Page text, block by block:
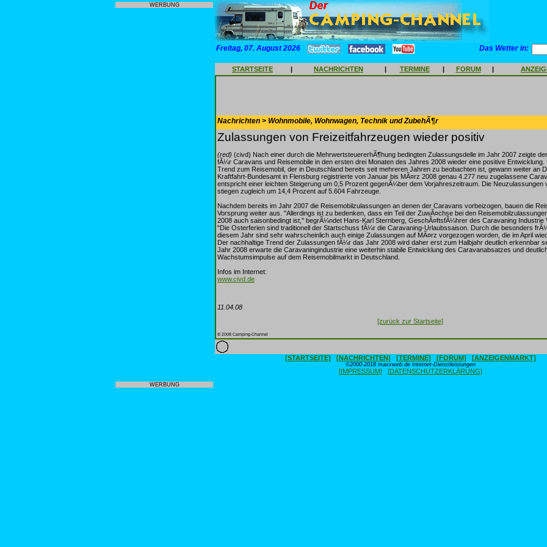
WERBUNG
WERBUNG
Freitag, 07. August 2026 Das Wetter in:
STARTSEITE | NACHRICHTEN | TERMINE | FORUM |
Nachrichten > Wohnmobile, Wohnwagen, Technik und ZubehÃ¶r
Zulassungen von Freizeitfahrzeugen wieder positiv
(red) (civd) Nach einer durch die MehrwertsteuererhÃ¶hung bedingten Zulassungsdelle im Jahr 2007 zeigte
fÃ¼r Caravans und Reisemobile in den ersten drei Monaten des Jahres 2008 wieder eine positive Entwicklung.
Trend zum Reisemobil, der in Deutschland bereits seit mehreren Jahren zu beobachten ist, gewann weiter an
Kraftfahrt-Bundesamt in Flensburg registrierte von Januar bis MÃ¤rz 2008 genau 4.277 neu zugelassene
entspricht einer leichten Steigerung um 0,5 Prozent gegenÃ¼ber dem Vorjahreszeitraum. Die Neuzulassungen
stiegen zugleich um 14,4 Prozent auf 5.604 Fahrzeuge.
Nachdem bereits im Jahr 2007 die Reisemobilzulassungen an denen der Caravans vorbeizogen, bauen die
Vorsprung weiter aus. "Allerdings ist zu bedenken, dass ein Teil der ZuwÃ¤chse bei den
2008 auch saisonbedingt ist," begrÃ¼ndet Hans-Karl Sternberg, GeschÃ¤ftsfÃ¼hrer des Caravaning Industrie
"Die Osterferien sind traditionell der Startschuss fÃ¼r die Caravaning-Urlaubssaison. Durch die besonders
diesem Jahr sind sehr wahrscheinlich auch einige Zulassungen auf MÃ¤rz vorgezogen worden, die im April
Der nachhaltige Trend der Zulassungen fÃ¼r das Jahr 2008 wird daher erst zum Halbjahr deutlich erkennbar
Jahr 2008 erwarte die Caravaningindustrie eine weiterhin stabile Entwicklung des Caravanabsatzes und
Wachstumsimpulse auf dem Reisemobilmarkt in Deutschland.
Infos im Internet:
www.civd.de
11.04.08
[zurück zur Startseite]
© 2008 Camping-Channel
[STARTSEITE] [NACHRICHTEN] [TERMINE] [FORUM] [ANZEIGENMARKT]
©2000-2018 maxxweb.de Internet-Dienstleistungen
[IMPRESSUM] [DATENSCHUTZERKLÄRUNG]